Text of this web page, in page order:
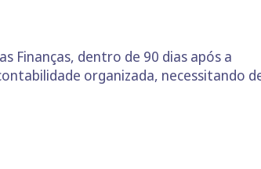
Finanças, dentro de 90 dias após a
organizada, necessitando